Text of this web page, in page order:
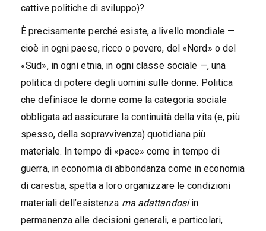
cattive politiche di sviluppo)?
È precisamente perché esiste, a livello mondiale —
cioè in ogni paese, ricco o povero, del «Nord» o del
«Sud», in ogni etnia, in ogni classe sociale —, una
politica di potere degli uomini sulle donne. Politica
che definisce le donne come la categoria sociale
obbligata ad assicurare la continuità della vita (e, più
spesso, della sopravvivenza) quotidiana più
materiale. In tempo di «pace» come in tempo di
guerra, in economia di abbondanza come in economia
di carestia, spetta a loro organizzare le condizioni
materiali dell’esistenza ma adattandosiin
permanenza alle decisioni generali, e particolari,